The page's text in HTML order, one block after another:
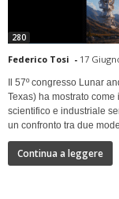
280
Federico Tosi - 17
Il 57º congresso Lunar
Texas) ha mostrato
scientifico e industriale
un confronto tra due
Continua a leggere